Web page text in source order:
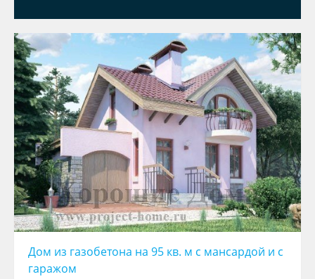
Дом из газобетона на 95 кв. м с мансардой и с
гаражом